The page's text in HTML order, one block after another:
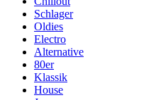
Schlager
Oldies
Electro
Alternative
80er
Klassik
House